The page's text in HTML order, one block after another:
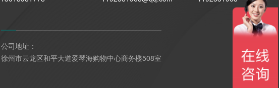
公司地址：
徐州市云龙区和平大道爱琴海购物中心商务楼508室